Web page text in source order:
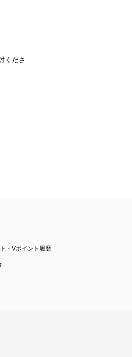
くださ
・Vポイント履歴